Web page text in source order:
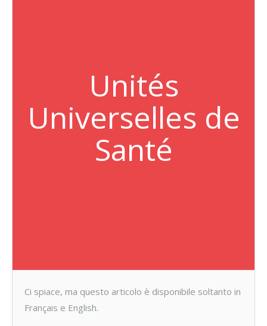
Unités
Universelles de
Santé
Ci spiace, ma questo articolo è disponibile soltanto in
Français e English.